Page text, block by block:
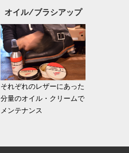
オイル/ブラシアップ
それぞれのレザーにあった
分量のオイル・クリームで
メンテナンス